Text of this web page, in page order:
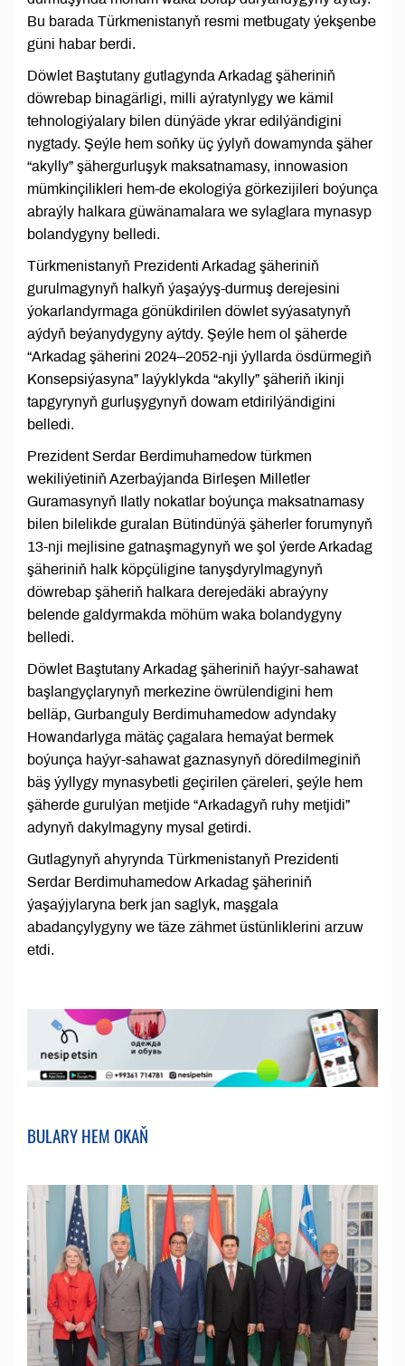
Bu barada Türkmenistanyň resmi metbugaty ýekşenbe
güni habar berdi.
Döwlet Baştutany gutlagynda Arkadag şäheriniň
döwrebap binagärligi, milli aýratynlygy we kämil
tehnologiýalary bilen dünýäde ykrar edilýändigini
nygtady. Şeýle hem soňky üç ýylyň dowamynda şäher
“akylly” şähergurluşyk maksatnamasy, innowasion
mümkinçilikleri hem-de ekologiýa görkezijileri boýunça
abraýly halkara güwänamalara we sylaglara mynasyp
bolandygyny belledi.
Türkmenistanyň Prezidenti Arkadag şäheriniň
gurulmagynyň halkyň ýaşaýyş-durmuş derejesini
ýokarlandyrmaga gönükdirilen döwlet syýasatynyň
aýdyň beýanydygyny aýtdy. Şeýle hem ol şäherde
“Arkadag şäherini 2024–2052-nji ýyllarda ösdürmegiň
Konsepsiýasyna” laýyklykda “akylly” şäheriň ikinji
tapgyrynyň gurluşygynyň dowam etdirilýändigini
belledi.
Prezident Serdar Berdimuhamedow türkmen
wekiliýetiniň Azerbaýjanda Birleşen Milletler
Guramasynyň Ilatly nokatlar boýunça maksatnamasy
bilen bilelikde guralan Bütindünýä şäherler forumynyň
13-nji mejlisine gatnaşmagynyň we şol ýerde Arkadag
şäheriniň halk köpçüligine tanyşdyrylmagynyň
döwrebap şäheriň halkara derejedäki abraýyny
belende galdyrmakda möhüm waka bolandygyny
belledi.
Döwlet Baştutany Arkadag şäheriniň haýyr-sahawat
başlangyçlarynyň merkezine öwrülendigini hem
belläp, Gurbanguly Berdimuhamedow adyndaky
Howandarlyga mätäç çagalara hemaýat bermek
boýunça haýyr-sahawat gaznasynyň döredilmeginiň
bäş ýyllygy mynasybetli geçirilen çäreleri, şeýle hem
şäherde gurulýan metjide “Arkadagyň ruhy metjidi”
adynyň dakylmagyny mysal getirdi.
Gutlagynyň ahyrynda Türkmenistanyň Prezidenti
Serdar Berdimuhamedow Arkadag şäheriniň
ýaşaýjylaryna berk jan saglyk, maşgala
abadançylygyny we täze zähmet üstünliklerini arzuw
etdi.
BULARY HEM OKAŇ